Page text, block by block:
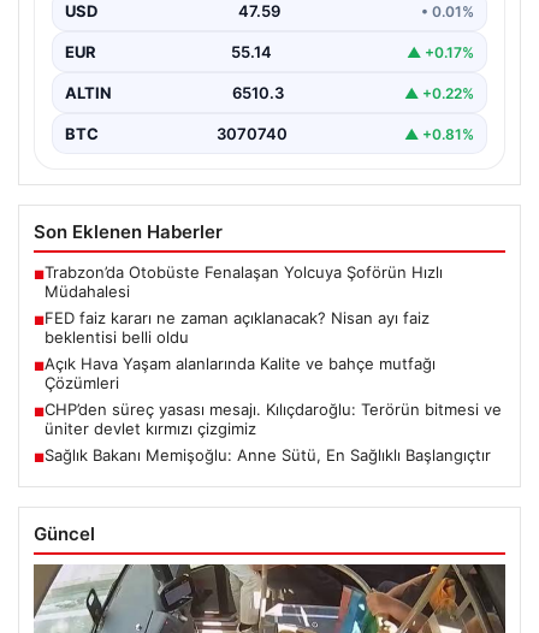
USD 47.59 • 0.01%
EUR 55.14 ▲ +0.17%
ALTIN 6510.3 ▲ +0.22%
BTC 3070740 ▲ +0.81%
Son Eklenen Haberler
■Trabzon’da Otobüste Fenalaşan Yolcuya Şoförün Hızlı
Müdahalesi
■FED faiz kararı ne zaman açıklanacak? Nisan ayı faiz
beklentisi belli oldu
■Açık Hava Yaşam alanlarında Kalite ve bahçe mutfağı
Çözümleri
■CHP’den süreç yasası mesajı. Kılıçdaroğlu: Terörün bitmesi ve
üniter devlet kırmızı çizgimiz
■Sağlık Bakanı Memişoğlu: Anne Sütü, En Sağlıklı Başlangıçtır
Güncel